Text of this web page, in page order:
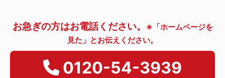
お急ぎの方はお電話ください。
※「ホームページを
見た」とお伝えください。
0120-54-3939